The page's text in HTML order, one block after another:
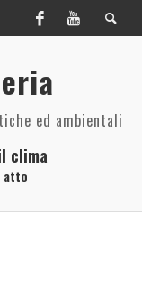
ed ambientali
clima
atto